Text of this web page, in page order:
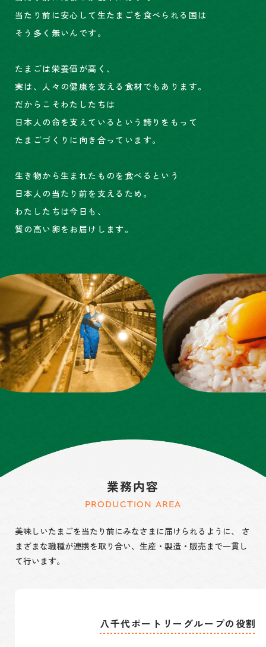
当たり前に安心して生たまごを食べられる国は
そう多く無いんです。
たまごは栄養価が高く、
実は、人々の健康を支える食材でもあります。
だからこそわたしたちは
日本人の命を支えているという誇りをもって
たまごづくりに向き合っています。
生き物から生まれたものを食べるという
日本人の当たり前を支えるため。
わたしたちは今日も、
質の高い卵をお届けします。
業務内容
PRODUCTION AREA
美味しいたまごを当たり前にみなさまに届けられるように、
さ
まざまな職種が連携を取り合い、生産・製造・販売まで一貫し
て行います。
八千代ポートリーグループの役割